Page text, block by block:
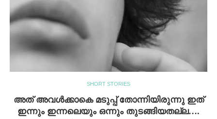
SHORT STORIES
അത് അവൾക്കാകെ മടുപ്പ് തോന്നിയിരുന്നു ഇത്
ഇന്നും ഇന്നലെയും ഒന്നും തുടങ്ങിയതല്ല….